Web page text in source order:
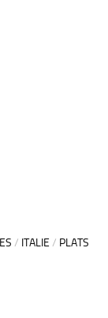
/ ITALIE / PLATS